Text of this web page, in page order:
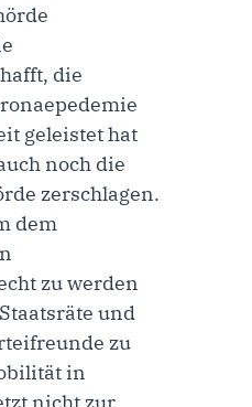
die
geleistet hat
noch die
zerschlagen.
dem
zu werden
und
zu
in